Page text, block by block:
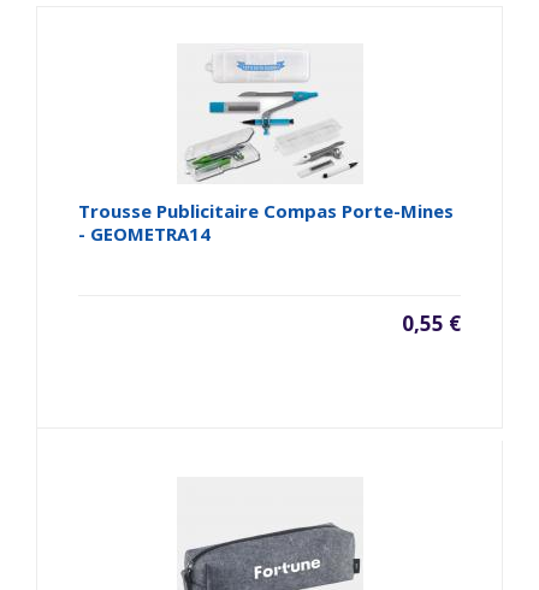
Trousse Publicitaire Compas Porte-Mines
- GEOMETRA14
0,55 €